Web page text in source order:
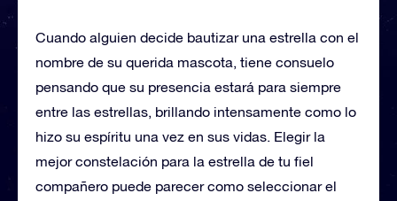
Cuando alguien decide bautizar una estrella con el
nombre de su querida mascota, tiene consuelo
pensando que su presencia estará para siempre
entre las estrellas, brillando intensamente como lo
hizo su espíritu una vez en sus vidas. Elegir la
mejor constelación para la estrella de tu fiel
compañero puede parecer como seleccionar el